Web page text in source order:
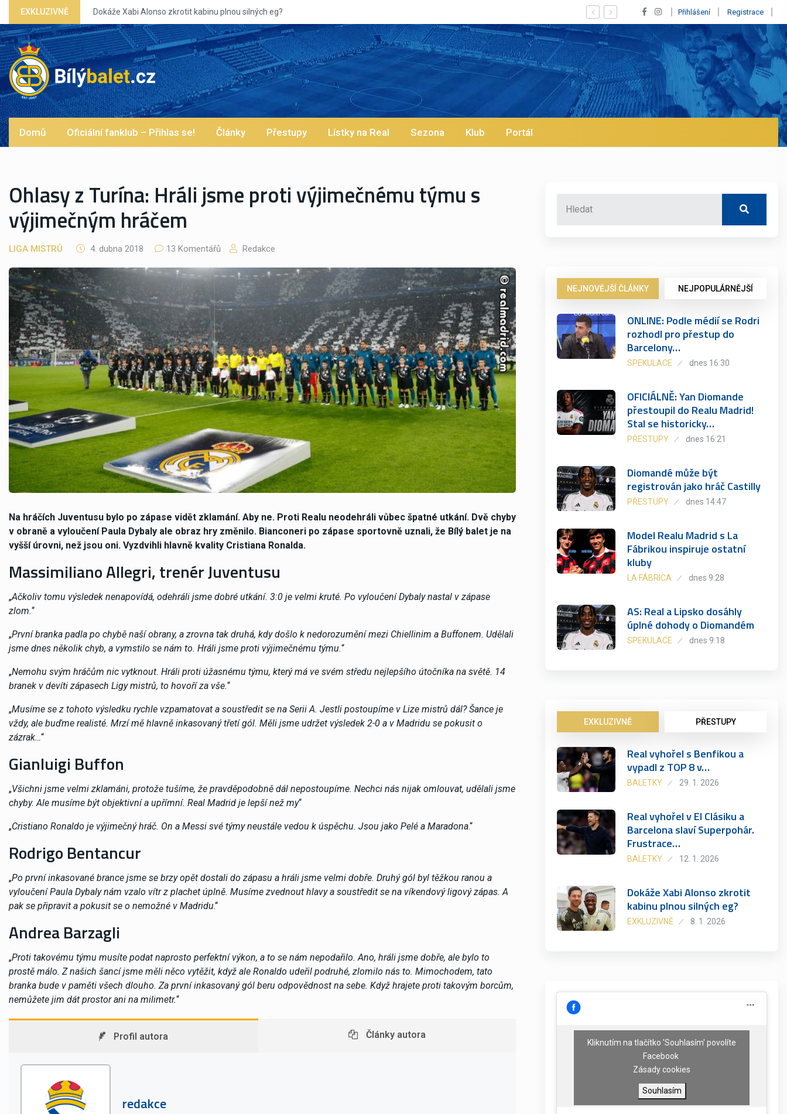
EXKLUZIVNĚ
Dokáže Xabi Alonso zkrotit kabinu plnou silných eg? Vypískaný Vinícius! Blíží se jeho odchod z Realu a pustí se klub na
Přihlášení Registrace
Domů Oficiální fanklub – Přihlas se! Články Přestupy Lístky na Real Sezona Klub Portál
Ohlasy z Turína: Hráli jsme proti výjimečnému týmu s
výjimečným hráčem
LIGA MISTRŮ 4. dubna 2018 13 Komentářů Redakce
Na hráčích Juventusu bylo po zápase vidět zklamání. Aby ne. Proti Realu neodehráli vůbec špatné utkání. Dvě chyby
v obraně a vyloučení Paula Dybaly ale obraz hry změnilo. Bianconeri po zápase sportovně uznali, že Bílý balet je na
vyšší úrovni, než jsou oni. Vyzdvihli hlavně kvality Cristiana Ronalda.
Massimiliano Allegri, trenér Juventusu
„Ačkoliv tomu výsledek nenapovídá, odehráli jsme dobré utkání. 3:0 je velmi kruté. Po vyloučení Dybaly nastal v zápase
zlom.“
„První branka padla po chybě naší obrany, a zrovna tak druhá, kdy došlo k nedorozumění mezi Chiellinim a Buffonem. Udělali
jsme dnes několik chyb, a vymstilo se nám to. Hráli jsme proti výjimečnému týmu.“
„Nemohu svým hráčům nic vytknout. Hráli proti úžasnému týmu, který má ve svém středu nejlepšího útočníka na světě. 14
branek v devíti zápasech Ligy mistrů, to hovoří za vše.“
„Musíme se z tohoto výsledku rychle vzpamatovat a soustředit se na Serii A. Jestli postoupíme v Lize mistrů dál? Šance je
vždy, ale buďme realisté. Mrzí mě hlavně inkasovaný třetí gól. Měli jsme udržet výsledek 2-0 a v Madridu se pokusit o
zázrak…“
Gianluigi Buffon
„Všichni jsme velmi zklamáni, protože tušíme, že pravděpodobně dál nepostoupíme. Nechci nás nijak omlouvat, udělali jsme
chyby. Ale musíme být objektivní a upřímní. Real Madrid je lepší než my“
„Cristiano Ronaldo je výjimečný hráč. On a Messi své týmy neustále vedou k úspěchu. Jsou jako Pelé a Maradona.“
Rodrigo Bentancur
„Po první inkasované brance jsme se brzy opět dostali do zápasu a hráli jsme velmi dobře. Druhý gól byl těžkou ranou a
vyloučení Paula Dybaly nám vzalo vítr z plachet úplně. Musíme zvednout hlavy a soustředit se na víkendový ligový zápas. A
pak se připravit a pokusit se o nemožné v Madridu.“
Andrea Barzagli
„Proti takovému týmu musíte podat naprosto perfektní výkon, a to se nám nepodařilo. Ano, hráli jsme dobře, ale bylo to
prostě málo. Z našich šancí jsme měli něco vytěžit, když ale Ronaldo udeřil podruhé, zlomilo nás to. Mimochodem, tato
branka bude v paměti všech dlouho. Za první inkasovaný gól beru odpovědnost na sebe. Když hrajete proti takovým borcům,
nemůžete jim dát prostor ani na milimetr.“
Profil autora Články autora
redakce
NEJNOVĚJŠÍ ČLÁNKY NEJPOPULÁRNĚJŠÍ
ONLINE: Podle médií se Rodri
rozhodl pro přestup do
Barcelony…
SPEKULACE dnes 16:30
OFICIÁLNĚ: Yan Diomande
přestoupil do Realu Madrid!
Stal se historicky…
PŘESTUPY dnes 16:21
Diomandé může být
registrován jako hráč Castilly
PŘESTUPY dnes 14:47
Model Realu Madrid s La
Fábrikou inspiruje ostatní
kluby
LA FÁBRICA dnes 9:28
AS: Real a Lipsko dosáhly
úplné dohody o Diomandém
SPEKULACE dnes 9:18
EXKLUZIVNĚ PŘESTUPY
Real vyhořel s Benfikou a
vypadl z TOP 8 v…
BALETKY 29. 1. 2026
Real vyhořel v El Clásiku a
Barcelona slaví Superpohár.
Frustrace…
BALETKY 12. 1. 2026
Dokáže Xabi Alonso zkrotit
kabinu plnou silných eg?
EXKLUZIVNĚ 8. 1. 2026
Kliknutím na tlačítko 'Souhlasím' povolíte
Facebook
Zásady cookies
Souhlasím